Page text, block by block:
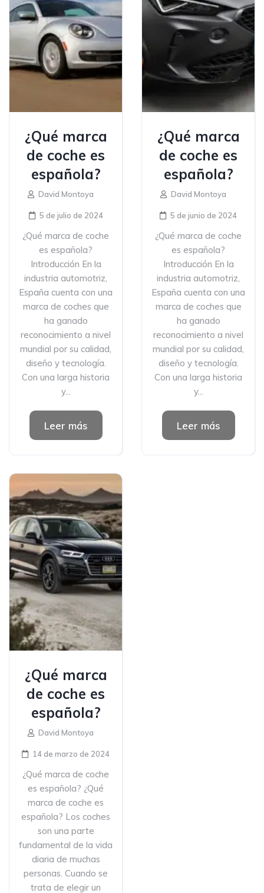
¿Qué marca
de coche es
española?
David Montoya
5 de julio de 2024
¿Qué marca de coche
es española?
Introducción En la
industria automotriz,
España cuenta con una
marca de coches que
ha ganado
reconocimiento a nivel
mundial por su calidad,
diseño y tecnología.
Con una larga historia
y...
Leer más
¿Qué marca
de coche es
española?
David Montoya
5 de junio de 2024
¿Qué marca de coche
es española?
Introducción En la
industria automotriz,
España cuenta con una
marca de coches que
ha ganado
reconocimiento a nivel
mundial por su calidad,
diseño y tecnología.
Con una larga historia
y...
Leer más
¿Qué marca
de coche es
española?
David Montoya
14 de marzo de 2024
¿Qué marca de coche
es española? ¿Qué
marca de coche es
española? Los coches
son una parte
fundamental de la vida
diaria de muchas
personas. Cuando se
trata de elegir un